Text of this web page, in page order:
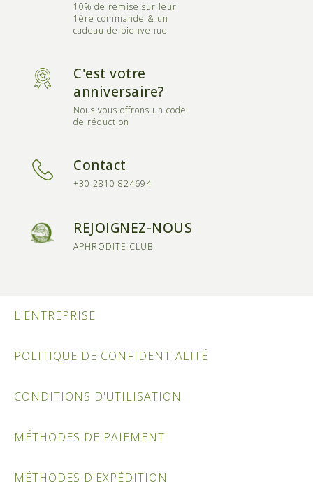
10% de remise sur leur
1ère commande & un
cadeau de bienvenue
C'est votre
anniversaire?
Nous vous offrons un code
de réduction
Contact
+30 2810 824694
REJOIGNEZ-NOUS
APHRODITE CLUB
L'ENTREPRISE
POLITIQUE DE CONFIDENTIALITÉ
CONDITIONS D'UTILISATION
MÉTHODES DE PAIEMENT
MÉTHODES D'EXPÉDITION